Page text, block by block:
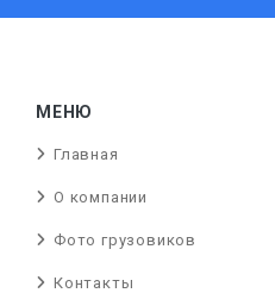
МЕНЮ
Главная
О компании
Фото грузовиков
Контакты